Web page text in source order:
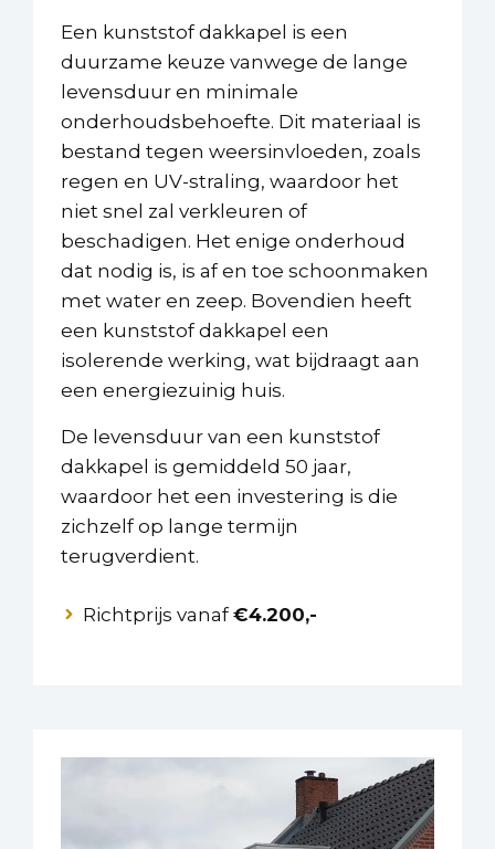
Een kunststof dakkapel is een
duurzame keuze vanwege de lange
levensduur en minimale
onderhoudsbehoefte. Dit materiaal is
bestand tegen weersinvloeden, zoals
regen en UV-straling, waardoor het
niet snel zal verkleuren of
beschadigen. Het enige onderhoud
dat nodig is, is af en toe schoonmaken
met water en zeep. Bovendien heeft
een kunststof dakkapel een
isolerende werking, wat bijdraagt aan
een energiezuinig huis.
De levensduur van een kunststof
dakkapel is gemiddeld 50 jaar,
waardoor het een investering is die
zichzelf op lange termijn
terugverdient.
Richtprijs vanaf€4.200,-